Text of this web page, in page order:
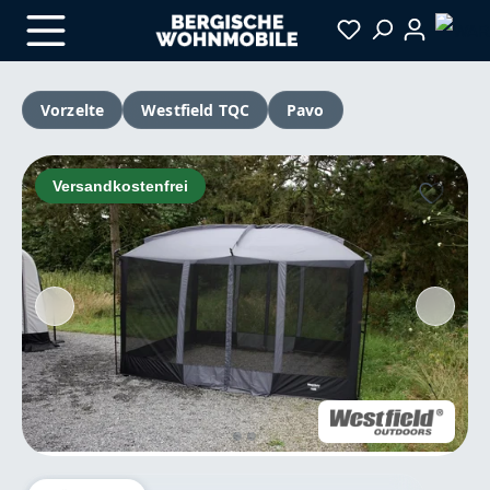
Zum Hauptinhalt springen
Vorzelte
Westfield TQC Pavo
Bildergalerie überspringen
Versandkostenfrei